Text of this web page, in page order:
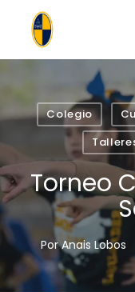
Colegio
Torneo
Por Anais Lobos